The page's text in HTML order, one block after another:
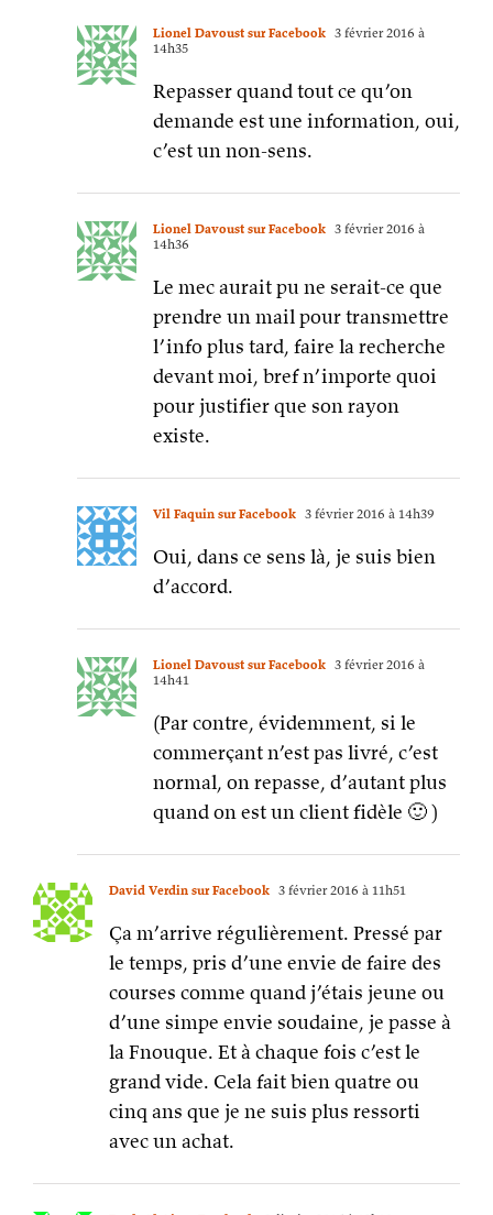
Lionel Davoust sur Facebook 3 février 2016 à
14h35
Repasser quand tout ce qu’on
demande est une information, oui,
c’est un non-sens.
Lionel Davoust sur Facebook 3 février 2016 à
14h36
Le mec aurait pu ne serait-ce que
prendre un mail pour transmettre
l’info plus tard, faire la recherche
devant moi, bref n’importe quoi
pour justifier que son rayon
existe.
Vil Faquin sur Facebook 3 février 2016 à 14h39
Oui, dans ce sens là, je suis bien
d’accord.
Lionel Davoust sur Facebook 3 février 2016 à
14h41
(Par contre, évidemment, si le
commerçant n’est pas livré, c’est
normal, on repasse, d’autant plus
quand on est un client fidèle 🙂 )
David Verdin sur Facebook 3 février 2016 à 11h51
Ça m’arrive régulièrement. Pressé par
le temps, pris d’une envie de faire des
courses comme quand j’étais jeune ou
d’une simpe envie soudaine, je passe à
la Fnouque. Et à chaque fois c’est le
grand vide. Cela fait bien quatre ou
cinq ans que je ne suis plus ressorti
avec un achat.